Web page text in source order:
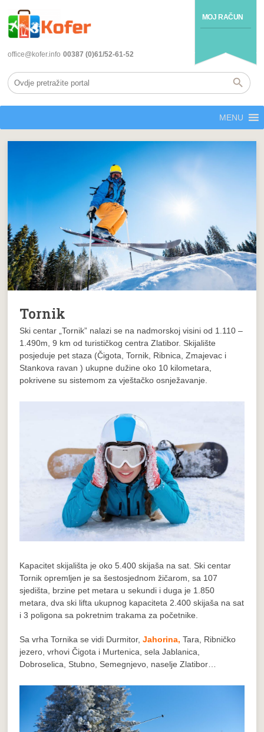
MOJ RAČUN
office@kofer.info 00387 (0)61/52-61-52
MENU
Tornik
Ski centar „Tornik” nalazi se na nadmorskoj visini od 1.110 –
1.490m, 9 km od turističkog centra Zlatibor. Skijalište
posjeduje pet staza (Čigota, Tornik, Ribnica, Zmajevac i
Stankova ravan ) ukupne dužine oko 10 kilometara,
pokrivene su sistemom za vještačko osnježavanje.
Kapacitet skijališta je oko 5.400 skijaša na sat. Ski centar
Tornik opremljen je sa šestosjednom žičarom, sa 107
sjedišta, brzine pet metara u sekundi i duga je 1.850
metara, dva ski lifta ukupnog kapaciteta 2.400 skijaša na sat
i 3 poligona sa pokretnim trakama za početnike.
Sa vrha Tornika se vidi Durmitor,Jahorina, Tara, Ribničko
jezero, vrhovi Čigota i Murtenica, sela Jablanica,
Dobroselica, Stubno, Semegnjevo, naselje Zlatibor…